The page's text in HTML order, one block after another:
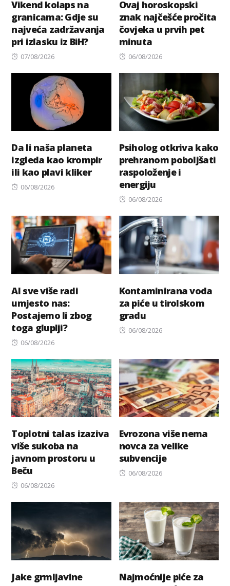
Vikend kolaps na
granicama: Gdje su
najveća zadržavanja
pri izlasku iz BiH?
Posted
07/08/2026
Ovaj horoskopski
znak najčešće pročita
čovjeka u prvih pet
minuta
Posted
06/08/2026
Da li naša planeta
izgleda kao krompir
ili kao plavi kliker
Posted
06/08/2026
Psiholog otkriva kako
prehranom poboljšati
raspoloženje i
energiju
Posted
06/08/2026
AI sve više radi
umjesto nas:
Postajemo li zbog
toga gluplji?
Posted
06/08/2026
Kontaminirana voda
za piće u tirolskom
gradu
Posted
06/08/2026
Toplotni talas izaziva
više sukoba na
javnom prostoru u
Beču
Posted
06/08/2026
Evrozona više nema
novca za velike
subvencije
Posted
06/08/2026
Jake grmljavine
Najmoćnije piće za